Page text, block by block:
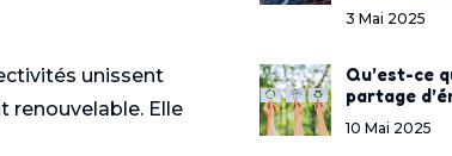
unissent
renouvelable. Elle
3 Mai 2025
Qu’est-ce
partage
10 Mai 2025